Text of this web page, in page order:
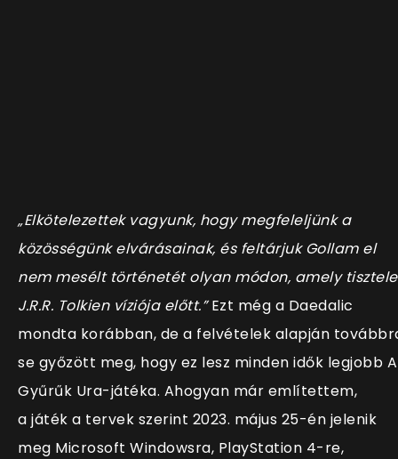
„Elkötelezettek vagyunk, hogy megfeleljünk a
közösségünk elvárásainak, és feltárjuk Gollam el
nem mesélt történetét olyan módon, amely
J.R.R. Tolkien víziója előtt.”Ezt még a Daedalic
mondta korábban, de a felvételek alapján
se győzött meg, hogy ez lesz minden idők legjobb A
Gyűrűk Ura-játéka. Ahogyan már említettem,
a játék a tervek szerint 2023. május 25-én jelenik
meg Microsoft Windowsra, PlayStation 4-re,